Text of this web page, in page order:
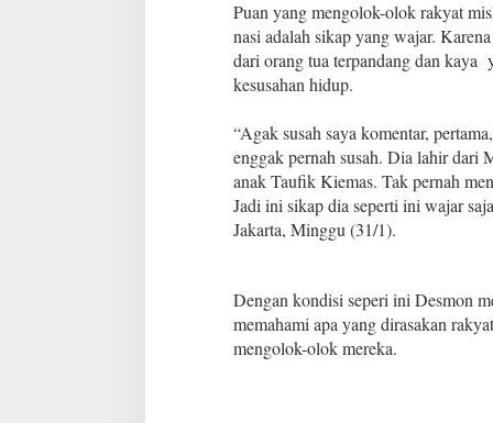
s
k
i
n
Puan yang mengolok-olok rakyat
nasi adalah sikap yang wajar.
dari orang tua terpandang dan kaya
kesusahan hidup.
“Agak susah saya komentar,
enggak pernah susah. Dia lahir dari
anak Taufik Kiemas. Tak pernah
Jadi ini sikap dia seperti ini wajar
Jakarta, Minggu (31/1).
Dengan kondisi seperi ini Desmon
memahami apa yang dirasakan
mengolok-olok mereka.